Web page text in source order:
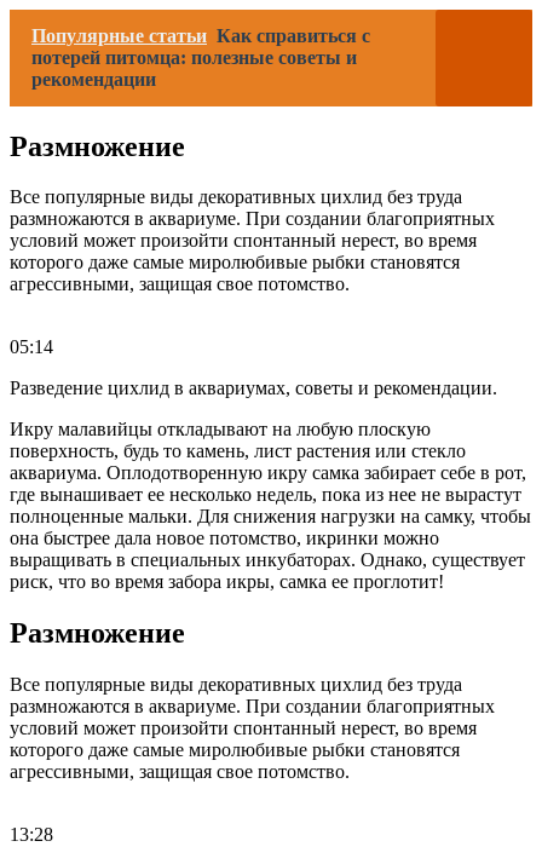
Популярные статьи Как справиться с
потерей питомца: полезные советы и
рекомендации
Размножение
Все популярные виды декоративных цихлид без труда
размножаются в аквариуме. При создании благоприятных
условий может произойти спонтанный нерест, во время
которого даже самые миролюбивые рыбки становятся
агрессивными, защищая свое потомство.
05:14
Разведение цихлид в аквариумах, советы и рекомендации.
Икру малавийцы откладывают на любую плоскую
поверхность, будь то камень, лист растения или стекло
аквариума. Оплодотворенную икру самка забирает себе в рот,
где вынашивает ее несколько недель, пока из нее не вырастут
полноценные мальки. Для снижения нагрузки на самку, чтобы
она быстрее дала новое потомство, икринки можно
выращивать в специальных инкубаторах. Однако, существует
риск, что во время забора икры, самка ее проглотит!
Размножение
Все популярные виды декоративных цихлид без труда
размножаются в аквариуме. При создании благоприятных
условий может произойти спонтанный нерест, во время
которого даже самые миролюбивые рыбки становятся
агрессивными, защищая свое потомство.
13:28